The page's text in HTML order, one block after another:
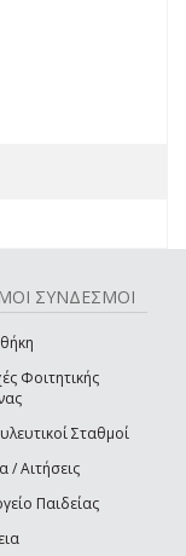
ΣΥΝΔΕΣΜΟΙ
Φοιτητικής
Σταθμοί
/ Αιτήσεις
Παιδείας